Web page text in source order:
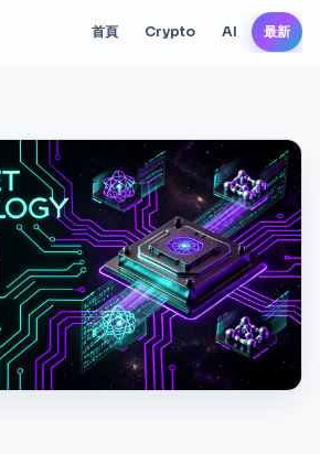
首頁 Crypto AI 最新